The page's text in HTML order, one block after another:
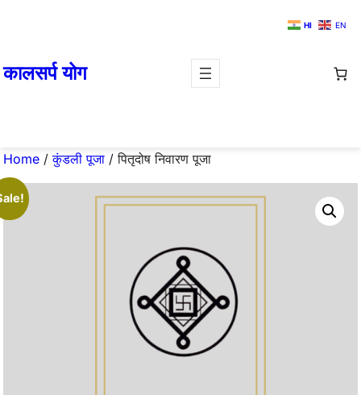
कालसर्प योग
Home /कुंडली पूजा / पितृदोष निवारण पूजा
HI EN